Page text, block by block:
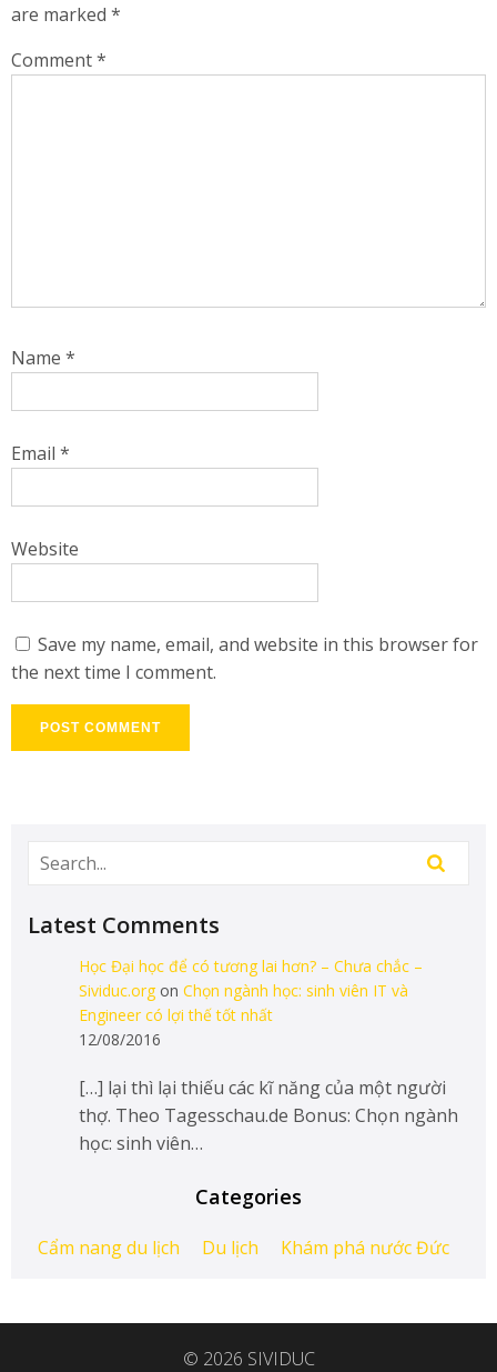
are marked *
Comment*
Name *
Email *
Website
Save my name, email, and website in this browser for
the next time I comment.
Latest Comments
Học Đại học để có tương lai hơn? – Chưa chắc –
Sividuc.orgon Chọn ngành học: sinh viên IT và
Engineer có lợi thế tốt nhất
12/08/2016
[…] lại thì lại thiếu các kĩ năng của một người
thợ. Theo Tagesschau.de Bonus: Chọn ngành
học: sinh viên…
Categories
Cẩm nang du lịch Du lịch Khám phá nước Đức
© 2026 SIVIDUC